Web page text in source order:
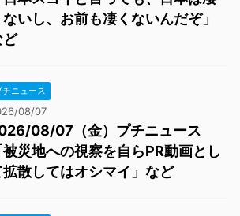
ないし、お前も凄くないんだぞ」
ど
チニュース
08/07
08/07（金）プチニュース
被災地への視察を自らPR動画とし
拡散してはオシマイ」など